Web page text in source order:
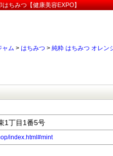
ちみつ【健康美容EXPO】
ャム > はちみつ > 純粋 はちみつ オレン
1丁目1番5号
index.html#mint